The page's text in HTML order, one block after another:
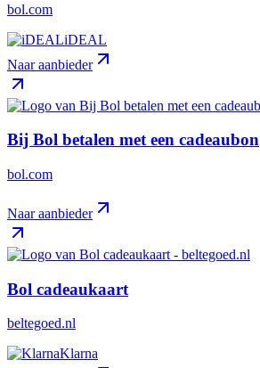
bol.com
iDEAL
Naar aanbieder
Bij Bol betalen met een cadeaubon
bol.com
Naar aanbieder
Bol cadeaukaart
beltegoed.nl
Klarna